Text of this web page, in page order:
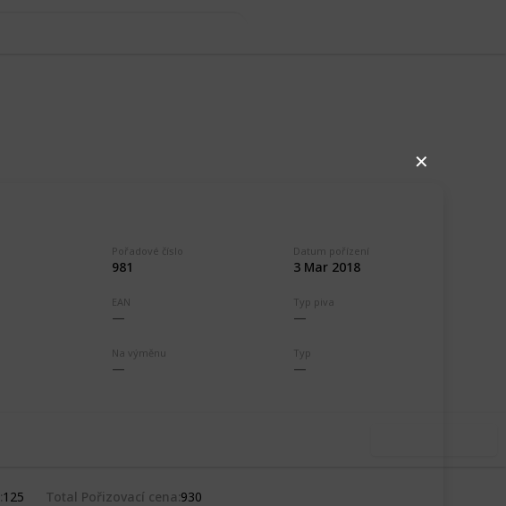
✕
Pořadové číslo
981
Datum pořízení
3 Mar 2018
EAN Typ piva
Na výměnu Typ
Views Likes
Share
125 Total Pořizovací cena 930